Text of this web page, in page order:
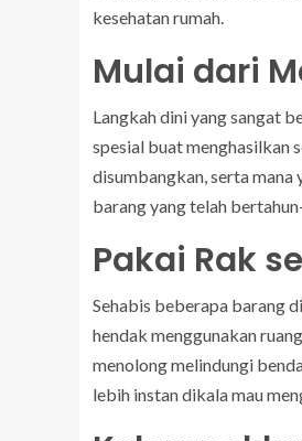
kesehatan rumah.
Mulai dari
Langkah dini yang sangat
spesial buat menghasilkan
disumbangkan, serta mana
barang yang telah
Pakai Rak
Sehabis beberapa barang
hendak menggunakan
menolong melindungi
lebih instan dikala mau